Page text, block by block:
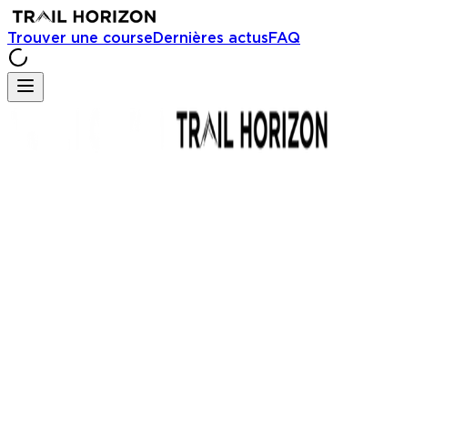
Trouver une courseDernières actusFAQ